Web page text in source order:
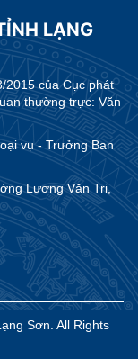
LẠNG
2015 của Cục phát
thường trực: Văn
vụ - Trưởng Ban
Lương Văn Tri,
Sơn. All Rights